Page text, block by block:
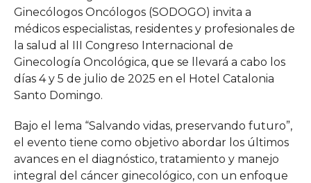
Ginecólogos Oncólogos (SODOGO) invita a
médicos especialistas, residentes y profesionales de
la salud al III Congreso Internacional de
Ginecología Oncológica, que se llevará a cabo los
días 4 y 5 de julio de 2025 en el Hotel Catalonia
Santo Domingo.
Bajo el lema “Salvando vidas, preservando futuro”,
el evento tiene como objetivo abordar los últimos
avances en el diagnóstico, tratamiento y manejo
integral del cáncer ginecológico, con un enfoque